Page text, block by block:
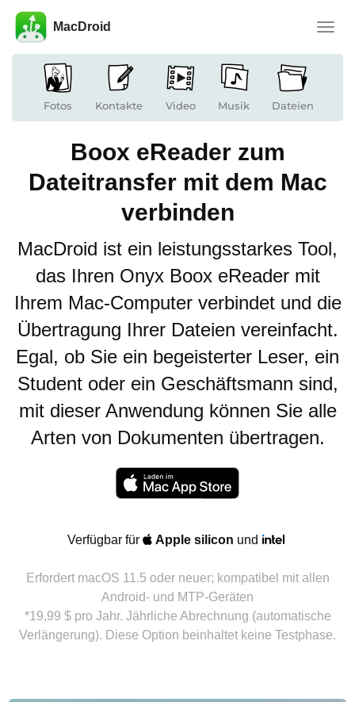
MacDroid
Fotos Kontakte Video Musik Dateien
Boox eReader zum
Dateitransfer mit dem Mac
verbinden
MacDroid ist ein leistungsstarkes Tool,
das Ihren Onyx Boox eReader mit
Ihrem Mac-Computer verbindet und die
Übertragung Ihrer Dateien vereinfacht.
Egal, ob Sie ein begeisterter Leser, ein
Student oder ein Geschäftsmann sind,
mit dieser Anwendung können Sie alle
Arten von Dokumenten übertragen.
Verfügbar für Apple silicon und
Erfordert macOS 11.5 oder neuer; kompatibel mit allen
Android- und MTP-Geräten
*19,99 $ pro Jahr. Jährliche Abrechnung (automatische
Verlängerung). Diese Option beinhaltet keine Testphase.